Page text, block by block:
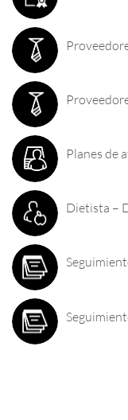
Planes de
Dietista –